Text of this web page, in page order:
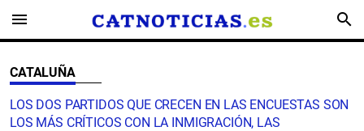
menu search
CATALUÑA
LOS DOS PARTIDOS QUE CRECEN EN LAS ENCUESTAS SON
LOS MÁS CRÍTICOS CON LA INMIGRACIÓN, LAS